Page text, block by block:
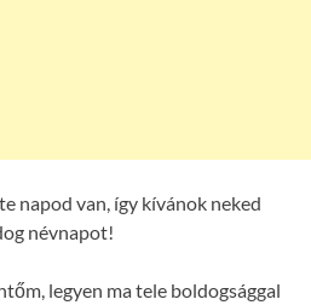
napod van, így kívánok neked
névnapot!
legyen ma tele boldogsággal